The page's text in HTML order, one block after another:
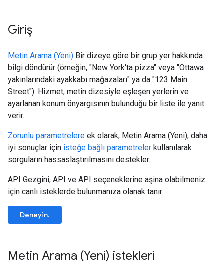
Giriş
Metin Arama (Yeni) Bir dizeye göre bir grup yer hakkında
bilgi döndürür (örneğin, "New York'ta pizza" veya "Ottawa
yakınlarındaki ayakkabı mağazaları" ya da "123 Main
Street"). Hizmet, metin dizesiyle eşleşen yerlerin ve
ayarlanan konum önyargısının bulunduğu bir liste ile yanıt
verir.
Zorunlu parametrelere ek olarak, Metin Arama (Yeni), daha
iyi sonuçlar için isteğe bağlı parametreler kullanılarak
sorguların hassaslaştırılmasını destekler.
API Gezgini, API ve API seçeneklerine aşina olabilmeniz
için canlı isteklerde bulunmanıza olanak tanır:
Deneyin.
Metin Arama (Yeni) istekleri